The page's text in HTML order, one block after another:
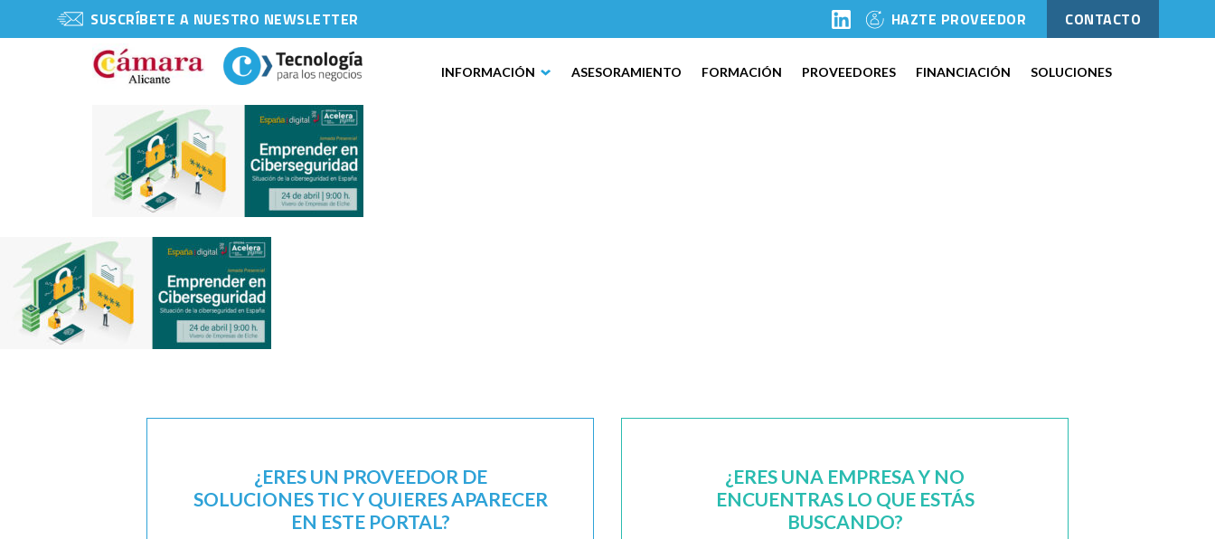
SUSCRÍBETE A NUESTRO NEWSLETTER HAZTE PROVEEDOR CONTACTO
INFORMACIÓN ASESORAMIENTO FORMACIÓN PROVEEDORES FINANCIACIÓN SOLUCIONES
¿ERES UN PROVEEDOR DE
SOLUCIONES TIC Y QUIERES APARECER
EN ESTE PORTAL?
¿ERES UNA EMPRESA Y NO
ENCUENTRAS LO QUE ESTÁS
BUSCANDO?